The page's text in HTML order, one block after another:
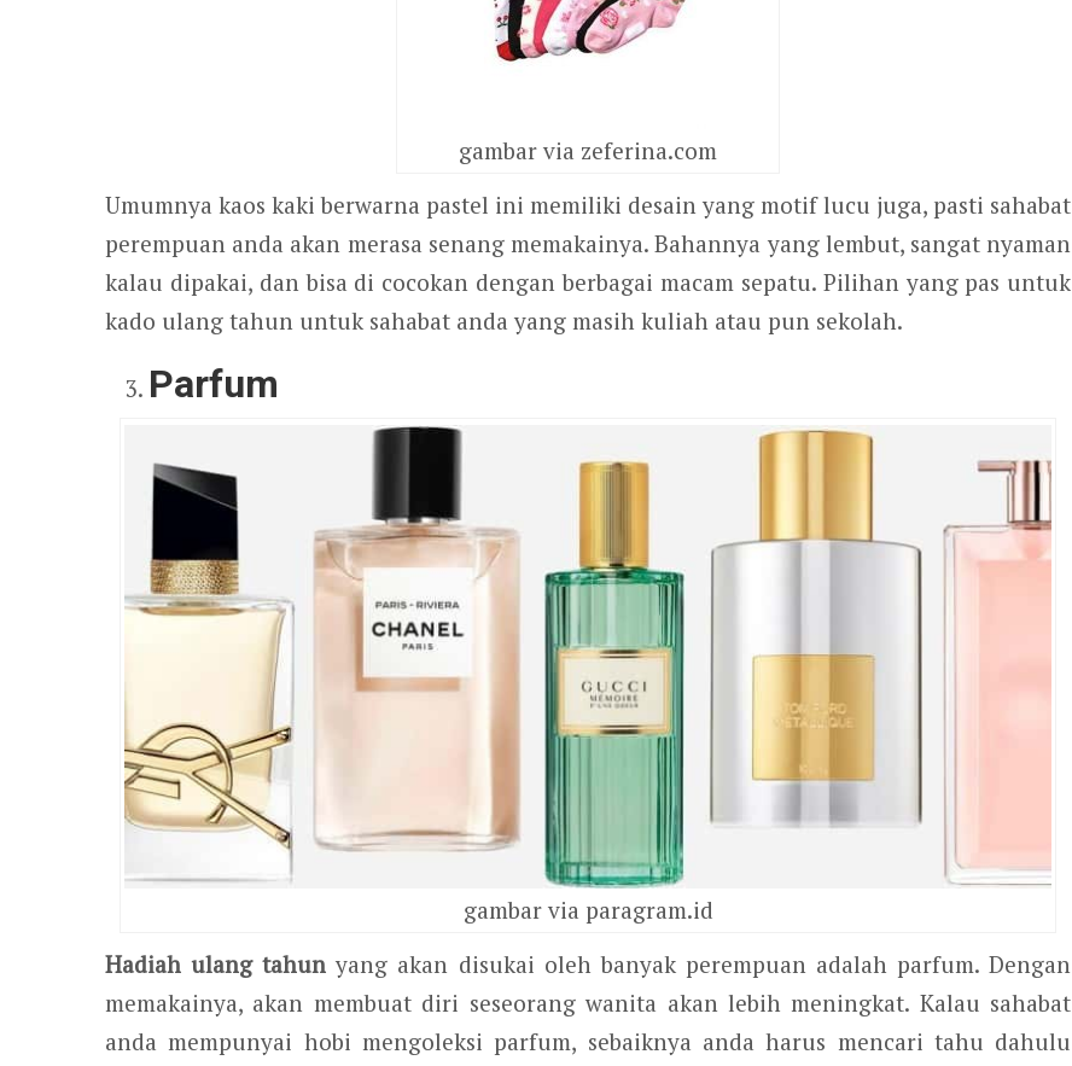
gambar via zeferina.com
Umumnya kaos kaki berwarna pastel ini memiliki desain yang motif lucu juga, pasti sahabat
perempuan anda akan merasa senang memakainya. Bahannya yang lembut, sangat nyaman
kalau dipakai, dan bisa di cocokan dengan berbagai macam sepatu. Pilihan yang pas untuk
kado ulang tahun untuk sahabat anda yang masih kuliah atau pun sekolah.
Parfum
gambar via paragram.id
Hadiah ulang tahunyang akan disukai oleh banyak perempuan adalah parfum. Dengan
memakainya, akan membuat diri seseorang wanita akan lebih meningkat. Kalau sahabat
anda mempunyai hobi mengoleksi parfum, sebaiknya anda harus mencari tahu dahulu